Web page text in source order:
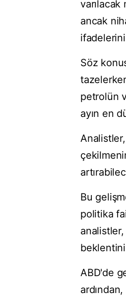
ancak
Söz
petrolün
ayın en
Bu
politika
analistler,
ABD'de